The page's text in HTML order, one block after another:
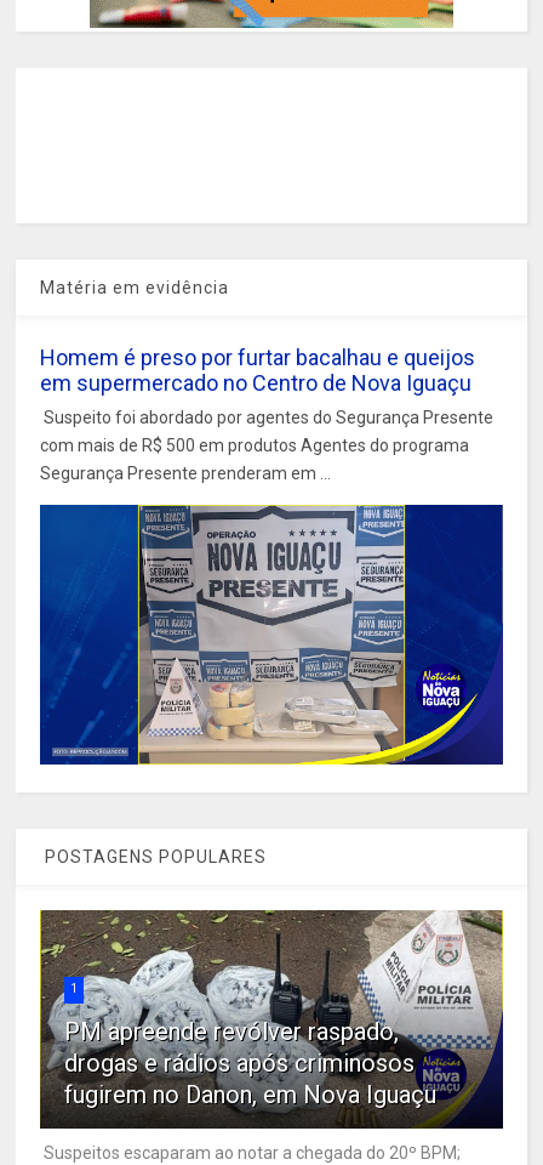
Matéria em evidência
Homem é preso por furtar bacalhau e queijos
em supermercado no Centro de Nova Iguaçu
Suspeito foi abordado por agentes do Segurança Presente
com mais de R$ 500 em produtos Agentes do programa
Segurança Presente prenderam em ...
POSTAGENS POPULARES
1
PM apreende revólver raspado,
drogas e rádios após criminosos
fugirem no Danon, em Nova Iguaçu
Suspeitos escaparam ao notar a chegada do 20º BPM;